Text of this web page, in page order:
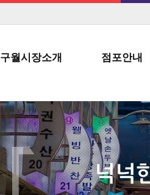
구월시장소개 점포안내